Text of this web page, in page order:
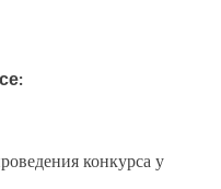
конкурса у